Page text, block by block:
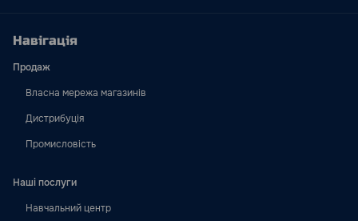
Навігація
Продаж
Власна мережа магазинів
Дистрибуція
Промисловість
Наші послуги
Навчальний центр